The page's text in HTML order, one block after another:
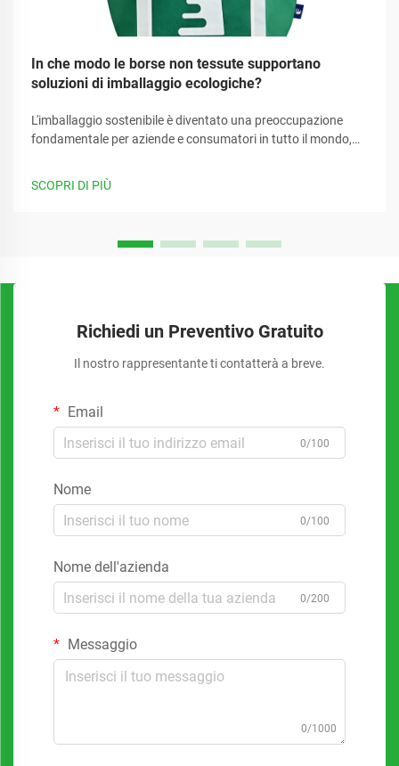
In che modo le borse non tessute supportano
soluzioni di imballaggio ecologiche?
L'imballaggio sostenibile è diventato una preoccupazione
fondamentale per aziende e consumatori in tutto il mondo,
aziende stanno cercando sempre più alternative
SCOPRI DI PIÙ
Richiedi un Preventivo Gratuito
Il nostro rappresentante ti contatterà a breve.
Email
0/100
Nome
0/100
Nome dell'azienda
0/200
Messaggio
0/1000